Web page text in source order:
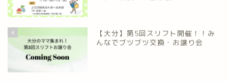
4
【大分】第5回スリフト開催！！み
んなでブツブツ交換・お譲り会